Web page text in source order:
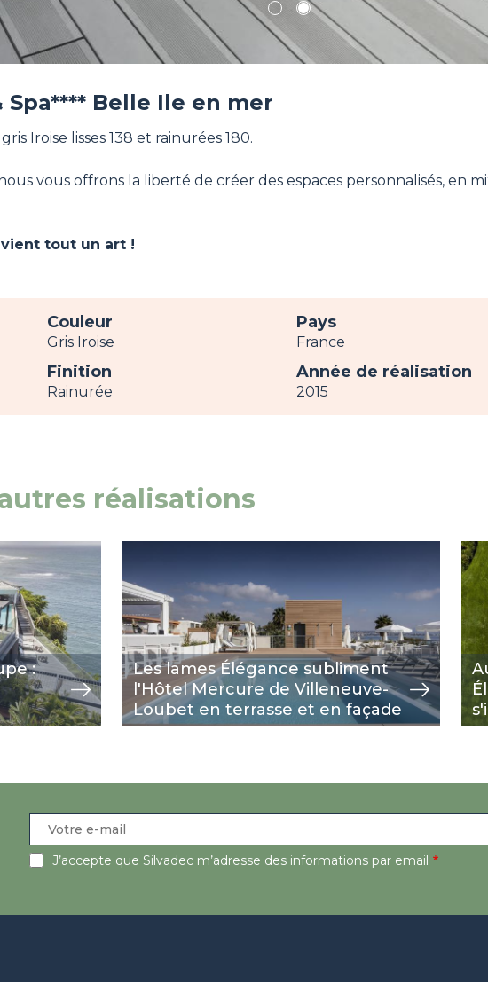
1 2
Belle Ile en mer
gris Iroise lisses 138 et rainurées 180.
vous offrons la liberté de créer des espaces personnalisés, en
tout un art !
Couleur
Gris Iroise
Finition
Rainurée
Pays
France
Année de réalisation
2015
réalisations
:
Les lames Élégance subliment
l'Hôtel Mercure de Villeneuve-
Loubet en terrasse et en façade
view
J’accepte que Silvadec m’adresse des informations par email